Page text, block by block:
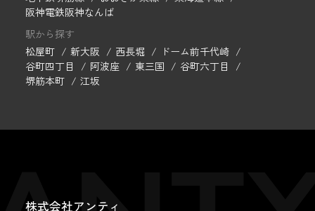
阪神電鉄阪神なんば
駅から探す
松屋町
新大阪 西長堀
ドーム前千代崎
谷町四丁目
阿波座 東三国
谷町六丁目
堺筋本町
江坂
株式会社アンティ